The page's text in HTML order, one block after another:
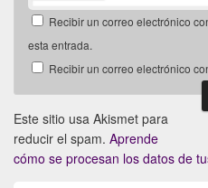
Recibir un correo electrónico
esta entrada.
Recibir un correo electrónico
Este sitio usa Akismet para
reducir el spam. Aprende
cómo se procesan los datos de